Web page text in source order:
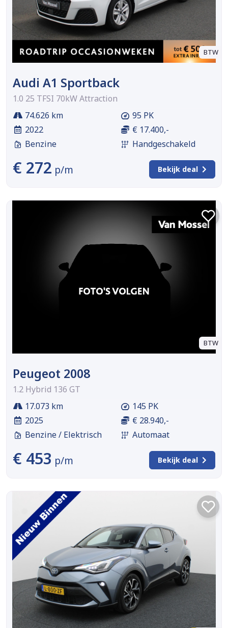
BTW
Audi A1 Sportback
1.0 25 TFSI 70kW Attraction
74.626 km
2022
Benzine
95 PK
€ 17.400,-
Handgeschakeld
€ 272 p/m Bekijk deal
BTW
Peugeot 2008
1.2 Hybrid 136 GT
17.073 km
2025
Benzine / Elektrisch
145 PK
€ 28.940,-
Automaat
€ 453 p/m Bekijk deal